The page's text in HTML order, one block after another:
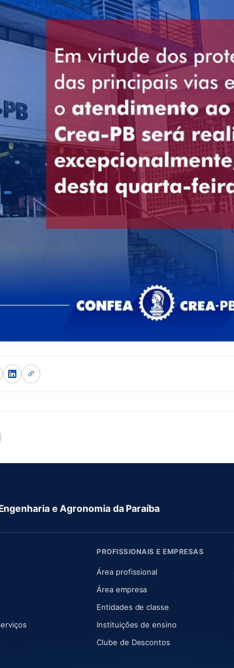
e Agronomia da Paraíba
em nova aba)
nova aba)
PROFISSIONAIS E EMPRESAS
Área profissional
Área empresa
Entidades de classe
Instituições de ensino
Clube de Descontos